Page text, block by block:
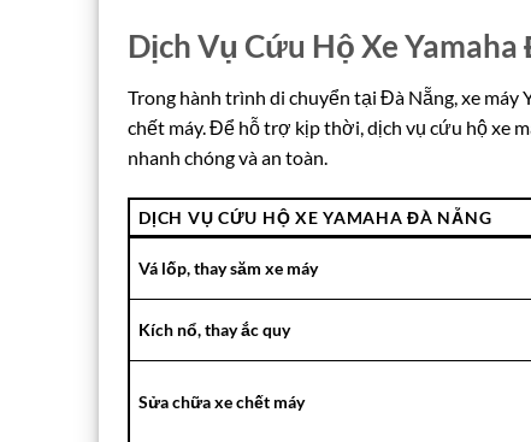
Dịch Vụ Cứu Hộ Xe
Trong hành trình di chuyển tại Đà Nẵng, xe máy
chết máy. Để hỗ trợ kịp thời, dịch vụ cứu hộ xe
nhanh chóng và an toàn.
DỊCH VỤ CỨU HỘ XE YAMAHA ĐÀ NẴNG
Vá lốp, thay săm xe máy
Kích nổ, thay ắc quy
Sửa chữa xe chết máy